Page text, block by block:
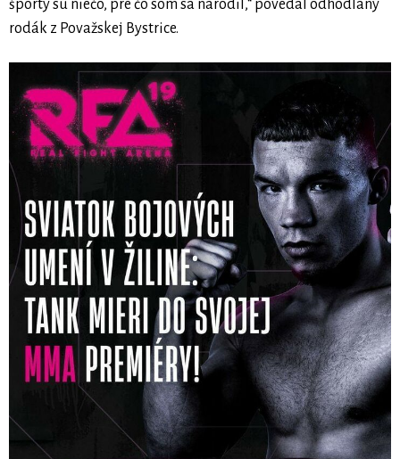
športy sú niečo, pre čo som sa narodil,“ povedal odhodlaný
rodák z Považskej Bystrice.